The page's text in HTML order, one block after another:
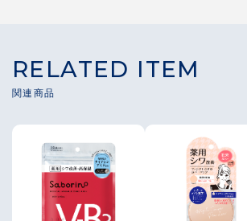
RELATED ITEM